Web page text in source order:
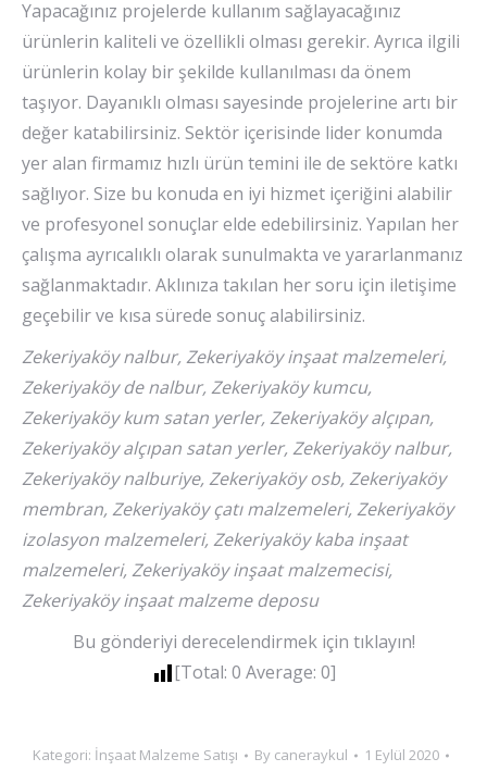
Yapacağınız projelerde kullanım sağlayacağınız
ürünlerin kaliteli ve özellikli olması gerekir. Ayrıca ilgili
ürünlerin kolay bir şekilde kullanılması da önem
taşıyor. Dayanıklı olması sayesinde projelerine artı bir
değer katabilirsiniz. Sektör içerisinde lider konumda
yer alan firmamız hızlı ürün temini ile de sektöre katkı
sağlıyor. Size bu konuda en iyi hizmet içeriğini alabilir
ve profesyonel sonuçlar elde edebilirsiniz. Yapılan her
çalışma ayrıcalıklı olarak sunulmakta ve yararlanmanız
sağlanmaktadır. Aklınıza takılan her soru için iletişime
geçebilir ve kısa sürede sonuç alabilirsiniz.
Zekeriyaköy nalbur, Zekeriyaköy inşaat malzemeleri,
Zekeriyaköy de nalbur, Zekeriyaköy kumcu,
Zekeriyaköy kum satan yerler, Zekeriyaköy alçıpan,
Zekeriyaköy alçıpan satan yerler, Zekeriyaköy nalbur,
Zekeriyaköy nalburiye, Zekeriyaköy osb, Zekeriyaköy
membran, Zekeriyaköy çatı malzemeleri, Zekeriyaköy
izolasyon malzemeleri, Zekeriyaköy kaba inşaat
malzemeleri, Zekeriyaköy inşaat malzemecisi,
Zekeriyaköy inşaat malzeme deposu
Bu gönderiyi derecelendirmek için tıklayın!
[Total: 0 Average: 0]
Kategori: İnşaat Malzeme Satışı By caneraykul
1 Eylül 2020